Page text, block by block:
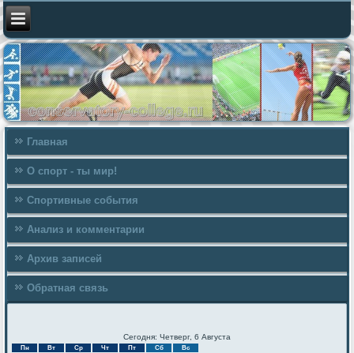
Главная
О спорт - ты мир!
Спортивные события
Анализ и комментарии
Архив записей
Обратная связь
Сегодня: Четверг, 6 Августа
Пн Вт Ср Чт Пт Сб Вс